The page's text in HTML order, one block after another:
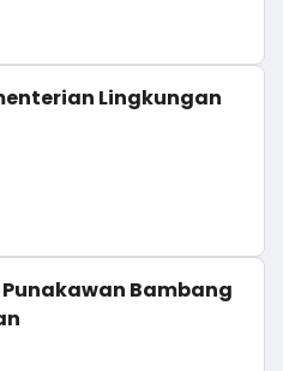
Lingkungan
Bambang